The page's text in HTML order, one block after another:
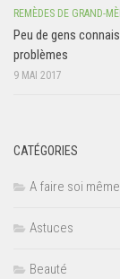
REMÈDES DE GRAND-
Peu de gens
problèmes
9 MAI 2017
CATÉGORIES
A faire soi même
Astuces
Beauté